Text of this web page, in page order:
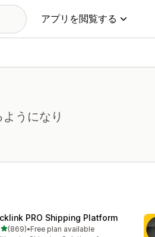
アプリを閲覧する
うになり
PRO Shipping Platform
5つ星中
(869)
レビュー数：869件
•Free plan available